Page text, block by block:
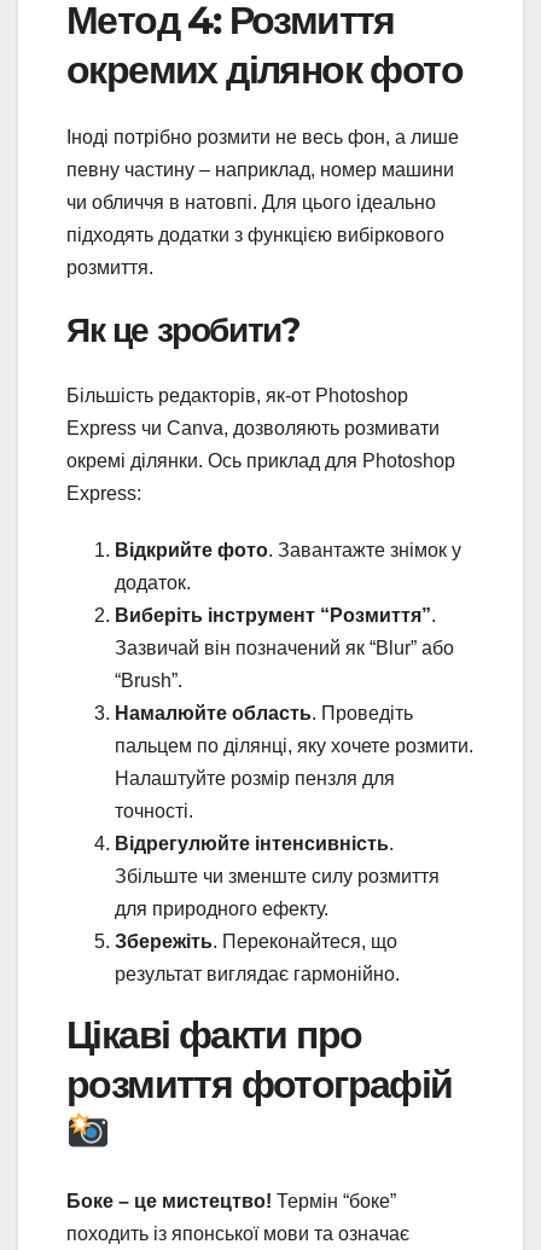
Метод 4: Розмиття
окремих ділянок фото
Іноді потрібно розмити не весь фон, а лише
певну частину – наприклад, номер машини
чи обличчя в натовпі. Для цього ідеально
підходять додатки з функцією вибіркового
розмиття.
Як це зробити?
Більшість редакторів, як-от Photoshop
Express чи Canva, дозволяють розмивати
окремі ділянки. Ось приклад для Photoshop
Express:
Відкрийте фото. Завантажте знімок у
додаток.
Виберіть інструмент “Розмиття”.
Зазвичай він позначений як “Blur” або
“Brush”.
Намалюйте область. Проведіть
пальцем по ділянці, яку хочете розмити.
Налаштуйте розмір пензля для
точності.
Відрегулюйте інтенсивність.
Збільште чи зменште силу розмиття
для природного ефекту.
Збережіть. Переконайтеся, що
результат виглядає гармонійно.
Цікаві факти про
розмиття фотографій
Боке – це мистецтво! Термін “боке”
походить із японської мови та означає